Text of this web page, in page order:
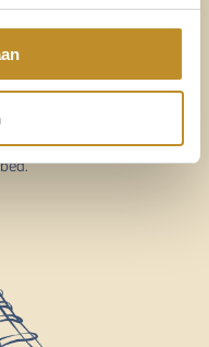
een verwisselbaar
Dan kun je het
er voldoende